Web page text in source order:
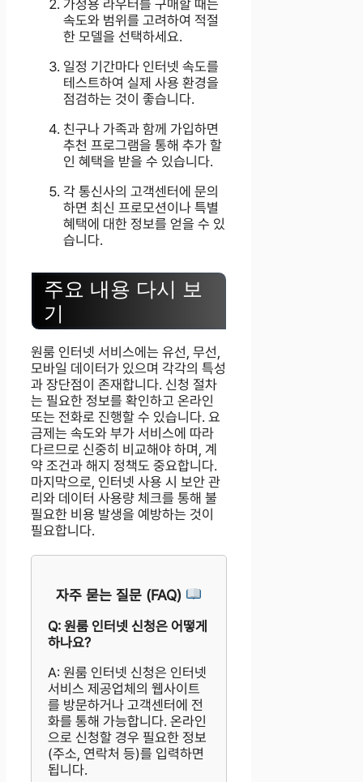
가정용 라우터를 구매할 때는
속도와 범위를 고려하여 적절
한 모델을 선택하세요.
일정 기간마다 인터넷 속도를
테스트하여 실제 사용 환경을
점검하는 것이 좋습니다.
친구나 가족과 함께 가입하면
추천 프로그램을 통해 추가 할
인 혜택을 받을 수 있습니다.
각 통신사의 고객센터에 문의
하면 최신 프로모션이나 특별
혜택에 대한 정보를 얻을 수 있
습니다.
주요 내용 다시 보
기
원룸 인터넷 서비스에는 유선, 무선,
모바일 데이터가 있으며 각각의 특성
과 장단점이 존재합니다. 신청 절차
는 필요한 정보를 확인하고 온라인
또는 전화로 진행할 수 있습니다. 요
금제는 속도와 부가 서비스에 따라
다르므로 신중히 비교해야 하며, 계
약 조건과 해지 정책도 중요합니다.
마지막으로, 인터넷 사용 시 보안 관
리와 데이터 사용량 체크를 통해 불
필요한 비용 발생을 예방하는 것이
필요합니다.
자주 묻는 질문 (FAQ)
Q: 원룸 인터넷 신청은 어떻게
하나요?
A: 원룸 인터넷 신청은 인터넷
서비스 제공업체의 웹사이트
를 방문하거나 고객센터에 전
화를 통해 가능합니다. 온라인
으로 신청할 경우 필요한 정보
(주소, 연락처 등)를 입력하면
됩니다.